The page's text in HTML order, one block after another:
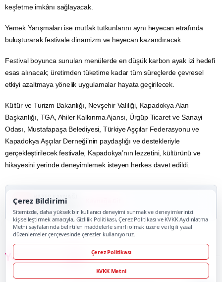
keşfetme imkânı sağlayacak.
Yemek Yarışmaları ise mutfak tutkunlarını aynı heyecan etrafında
buluşturarak festivale dinamizm ve heyecan kazandıracak
Festival boyunca sunulan menülerde en düşük karbon ayak izi hedefi
esas alınacak; üretimden tüketime kadar tüm süreçlerde çevresel
etkiyi azaltmaya yönelik uygulamalar hayata geçirilecek.
Kültür ve Turizm Bakanlığı, NevşehirValiliği, Kapadokya Alan
Başkanlığı, TGA, Ahiler Kalkınma Ajansı, Ürgüp Ticaret ve Sanayi
Odası, Mustafapaşa Belediyesi, Türkiye Aşçılar Federasyonu ve
Kapadokya Aşçılar Derneği’nin paydaşlığı ve destekleriyle
gerçekleştirilecek festivale, Kapadokya’nın lezzetini, kültürünü ve
hikayesini yerinde deneyimlemek isteyen herkes davet edildi.
TRT Haber
YORUMLAR 0
Çerez Bildirimi
Sitemizde, daha yüksek bir kullanıcı deneyimi sunmak ve deneyimlerinizi
kişiselleştirmek amacıyla, Gizlilik Politikası, Çerez Politikası ve KVKK Aydınlatma
Metni sayfalarında belirtilen maddelerle sınırlı olmak üzere ve ilgili yasal
düzenlemeler çerçevesinde çerezler kullanıyoruz.
Çerez Politikası
KVKK Metni